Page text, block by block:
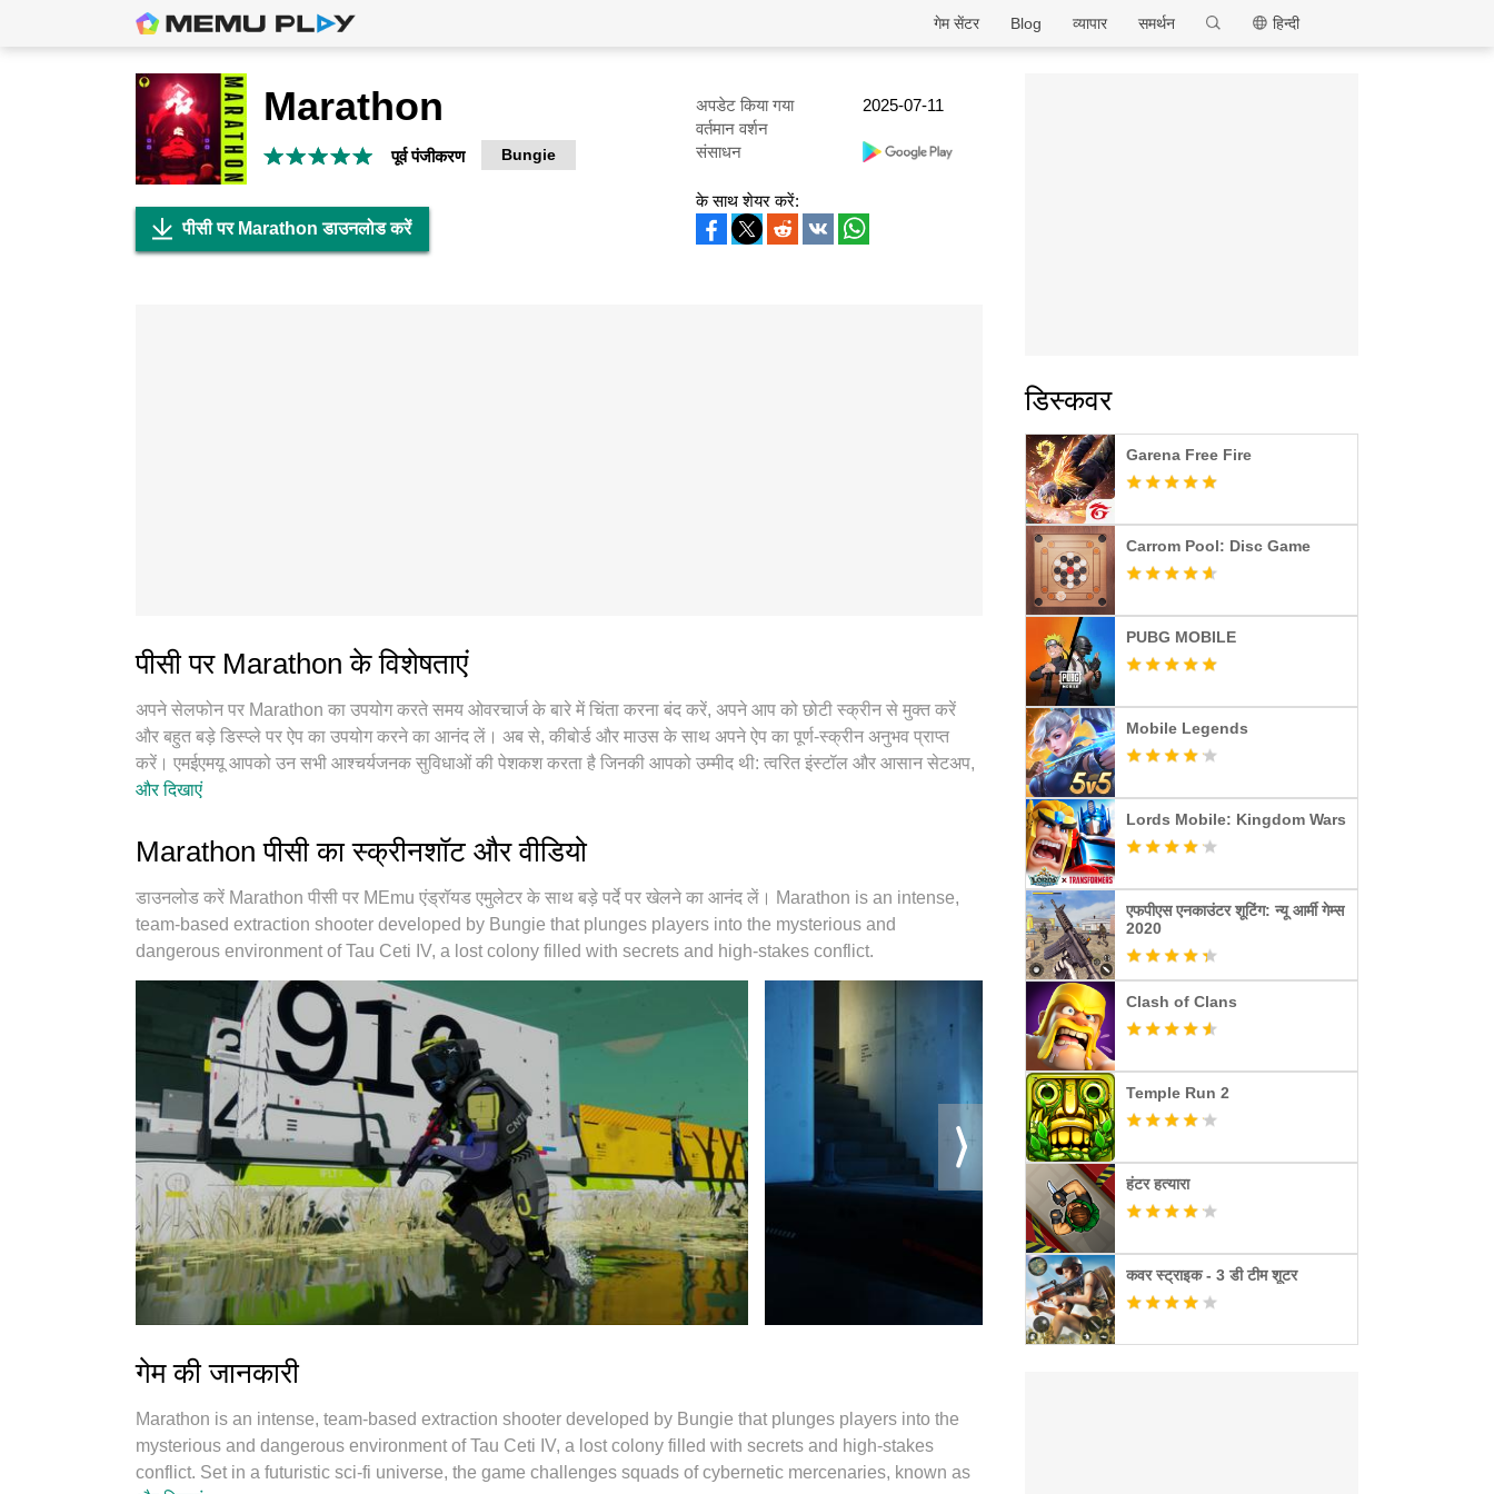
MEmu
हिन्दी
समर्थन
व्यापार
Blog
गेम सेंटर
Marathon
पूर्व पंजीकरण Bungie
अपडेट किया गया
2025-07-11
वर्तमान वर्शन
संसाधन
पीसी पर Marathon डाउनलोड करें
के साथ शेयर करें:
पीसी पर Marathon के विशेषताएं
अपने सेलफोन पर Marathon का उपयोग करते समय ओवरचार्ज के बारे में चिंता करना बंद करें, अपने आप को छोटी स्क्रीन से मुक्त करें
और बहुत बड़े डिस्प्ले पर ऐप का उपयोग करने का आनंद लें। अब से, कीबोर्ड और माउस के साथ अपने ऐप का पूर्ण-स्क्रीन अनुभव प्राप्त
करें। एमईएमयू आपको उन सभी आश्चर्यजनक सुविधाओं की पेशकश करता है जिनकी आपको उम्मीद थी: त्वरित इंस्टॉल और आसान सेटअप,
सहज नियंत्रण, बैटरी की कोई सीमा नहीं, मोबाइल डेटा और परेशान कॉल। आपके कंप्यूटर पर Marathon का उपयोग करने का सबसे
बनाता है। और सबसे महत्वपूर्ण, हमारा अनन्य उत्सर्जन इंजन आपके पीसी की पूरी क्षमता को जारी कर सकता है, सब कुछ सुचारू और सुखद
और दिखाएं
Marathon पीसी का स्क्रीनशॉट और वीडियो
डाउनलोड करें Marathon पीसी पर MEmu एंड्रॉयड एमुलेटर के साथ बड़े पर्दे पर खेलने का आनंद लें। Marathon is an intense,
team-based extraction shooter developed by Bungie that plunges players into the mysterious and
dangerous environment of Tau Ceti IV, a lost colony filled with secrets and high-stakes conflict.
गेम की जानकारी
Marathon is an intense, team-based extraction shooter developed by Bungie that plunges players into the
mysterious and dangerous environment of Tau Ceti IV, a lost colony filled with secrets and high-stakes
conflict. Set in a futuristic sci-fi universe, the game challenges squads of cybernetic mercenaries, known as
डिस्कवर
Garena Free Fire
Carrom Pool: Disc Game
PUBG MOBILE
Mobile Legends
Lords Mobile: Kingdom Wars
एफपीएस एनकाउंटर शूटिंग: न्यू आर्मी गेम्स
2020
Clash of Clans
Temple Run 2
हंटर हत्यारा
कवर स्ट्राइक - 3 डी टीम शूटर